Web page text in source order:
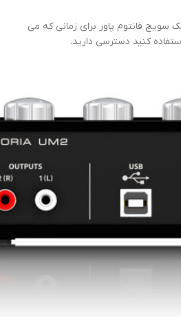
سویچ فانتوم پاور برای زمانی که می
کنید دسترسی دارید.